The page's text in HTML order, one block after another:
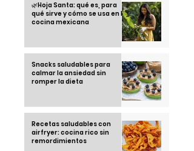
🌿Hoja Santa: qué es, para
qué sirve y cómo se usa en la
cocina mexicana
Snacks saludables para
calmar la ansiedad sin
romper la dieta
Recetas saludables con
airfryer: cocina rico sin
remordimientos